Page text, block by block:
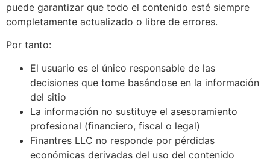
puede garantizar que todo el contenido esté siempre
completamente actualizado o libre de errores.
Por tanto:
El usuario es el único responsable de las
decisiones que tome basándose en la información
del sitio
La información no sustituye el asesoramiento
profesional (financiero, fiscal o legal)
Finantres LLC no responde por pérdidas
económicas derivadas del uso del contenido